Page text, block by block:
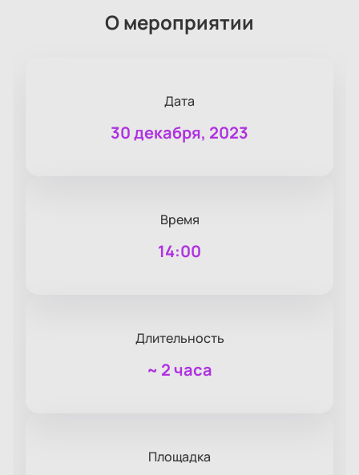
О мероприятии
Дата
30 декабря, 2023
Время
14:00
Длительность
~ 2 часа
Площадка